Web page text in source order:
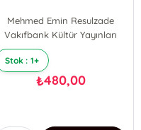
Mehmed Emin Resulzade
Vakıfbank Kültür Yayınları
Stok : 1+
₺480,00